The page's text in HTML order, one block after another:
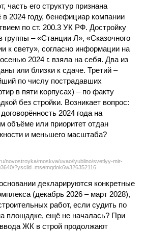
часть его структур признана
2024 году, бенефициар компании
по ст. 200.3 УК РФ. Достройку
группы – «Станции Л», «Сказочного
к свету», согласно информации на
2024 г. взяла на себя. Два из
или близки к сдаче. Третий –
по числу пострадавших
в пяти корпусах) – по факту
без стройки. Возникает вопрос:
2024 года на
объёме или приоритет отдан
и меньшего масштаба?
novostroyka/moskva/uvao/lyublino/svetlyy-mir-
?ysclid=msemqdok6w326352116
декларируются конкретные
(декабрь 2026 – март 2028),
работ, если судить по
площадке, ещё не началась? При
ЖК в строй продолжают